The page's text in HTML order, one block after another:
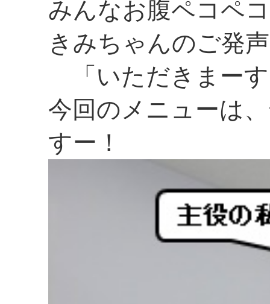
みんなお腹ペコペ
きみちゃんのご発
「いただきまー
今回のメニューは
すー！